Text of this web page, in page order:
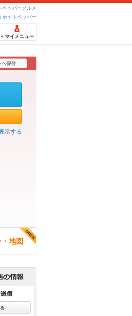
ペッパーグルメ
ホットペッパー
マイメニュー
示する
地図